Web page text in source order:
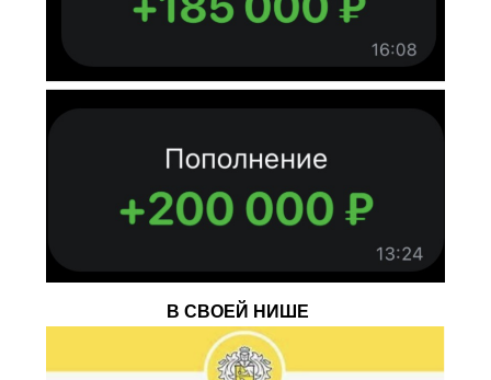
В СВОЕЙ НИШЕ